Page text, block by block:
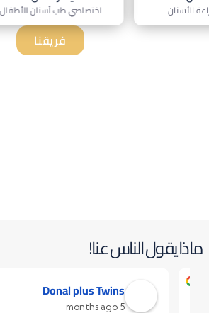
الأطفال اختصاصي جراحة الفم والوجه
فريقنا
ماذا يقول الناس عنا!
R KL
a year ago